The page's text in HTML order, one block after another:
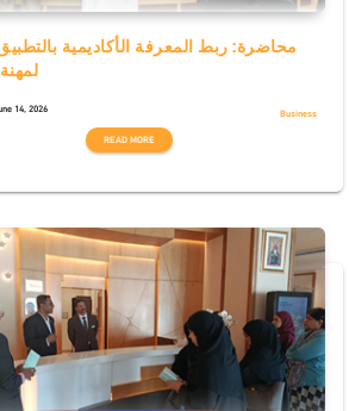
محاضرة: ربط المعرفة الأكاديمية
14, 2026
Business
READ MORE